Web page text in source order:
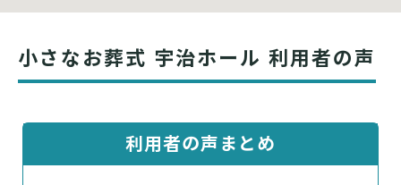
小さなお葬式 宇治ホール 利用者の声
利用者の声まとめ